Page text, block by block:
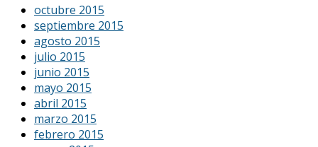
octubre 2015
septiembre 2015
agosto 2015
julio 2015
junio 2015
mayo 2015
abril 2015
marzo 2015
febrero 2015